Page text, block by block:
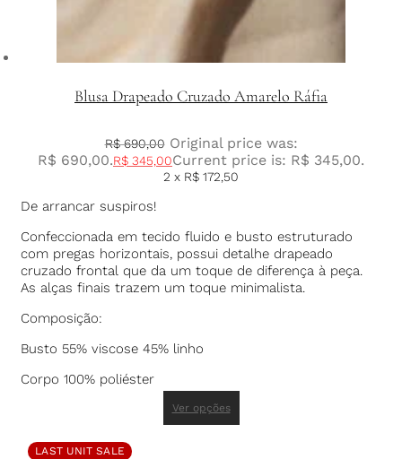
Blusa Drapeado Cruzado Amarelo Ráfia
R$690,00 Original price was:
R$ 690,00.R$ 345,00Current price is: R$ 345,00.
2 x R$ 172,50
De arrancar suspiros!
Confeccionada em tecido fluido e busto estruturado
com pregas horizontais, possui detalhe drapeado
cruzado frontal que da um toque de diferença à peça.
As alças finais trazem um toque minimalista.
Composição:
Busto 55% viscose 45% linho
Corpo 100% poliéster
Ver opções
LAST UNIT SALE